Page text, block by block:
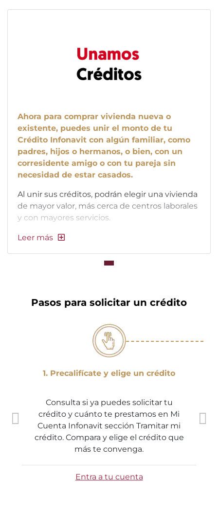
Ahora para comprar vivienda nueva o
existente, puedes unir el monto de tu
Crédito Infonavit con algún familiar, como
padres, hijos o hermanos, o bien, con un
corresidente amigo o con tu pareja sin
necesidad de estar casados.
Al unir sus créditos, podrán elegir una vivienda
de mayor valor, más cerca de centros laborales
y con mayores servicios.
Pasos para solicitar un crédito
1. Precalifícate y elige un crédito
Consulta si ya puedes solicitar tu
crédito y cuánto te prestamos en Mi
Cuenta Infonavit sección Tramitar mi
crédito. Compara y elige el crédito que
más te convenga.
Entra a tu cuenta